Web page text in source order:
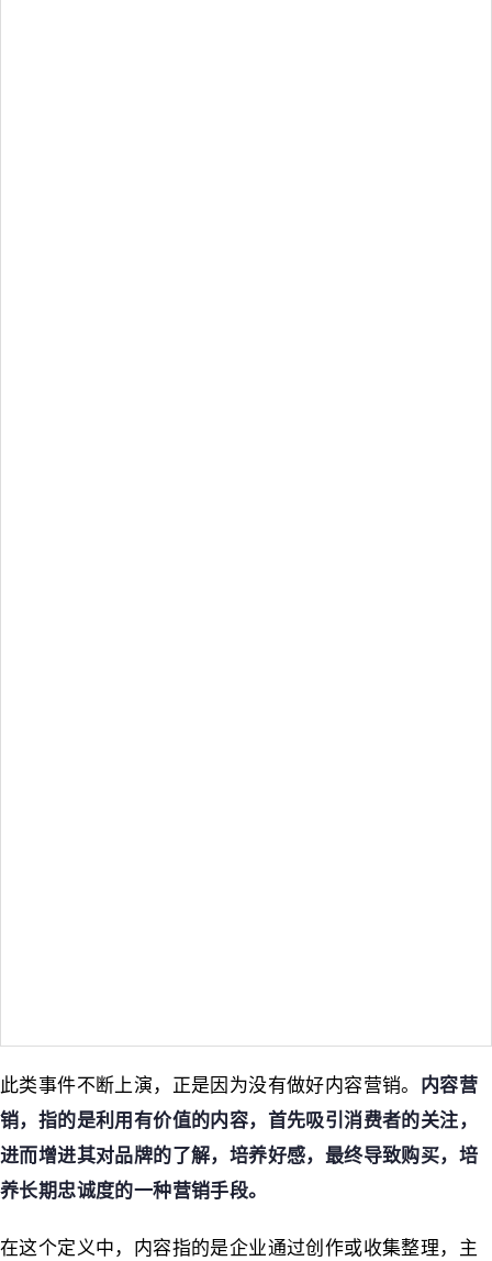
此类事件不断上演，正是因为没有做好内容营销。
内容营
销，指的是利用有价值的内容，首先吸引消费者的关注，
进而增进其对品牌的了解，培养好感，最终导致购买，培
养长期忠诚度的一种营销手段。
在这个定义中，内容指的是企业通过创作或收集整理，主